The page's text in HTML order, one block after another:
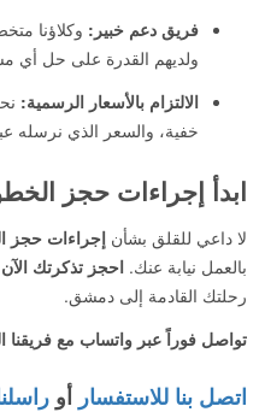
فريق دعم خبير: وكلاؤنا
ولديهم القدرة على حل أي
الالتزام بالأسعار الرسمية:
خفية، والسعر الذي نرسله
ابدأ إجراءات حجز
لا داعي للقلق بشأن إجراءات حجز
بالعمل نيابة عنك. احجز تذكرتك الآن
رحلتك القادمة إلى دمشق.
تواصل فوراً عبر واتساب مع فريقنا
اتصل بنا للاستفسار أو